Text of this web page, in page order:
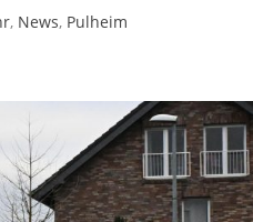
, News, Pulheim